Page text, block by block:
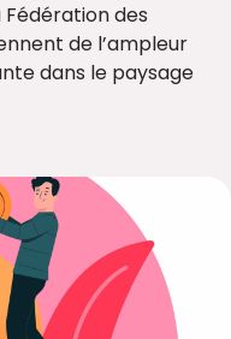
des
de l’ampleur
dans le paysage